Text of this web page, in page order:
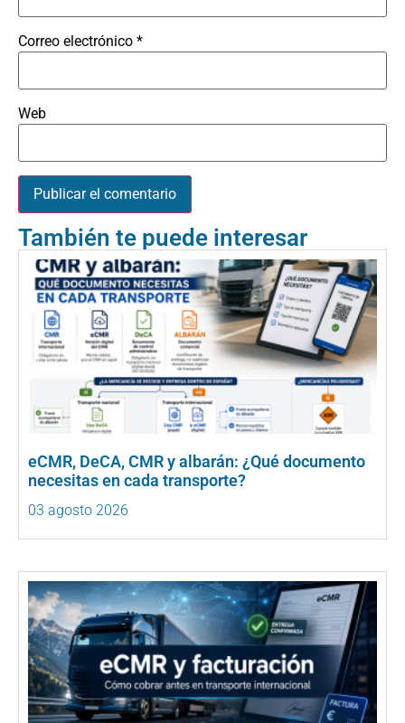
Correo electrónico *
Web
También te puede interesar
eCMR, DeCA, CMR y albarán: ¿Qué documento
necesitas en cada transporte?
03 agosto 2026